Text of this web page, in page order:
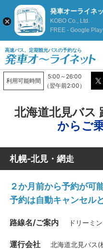
高速バス、定期観光バスの予約なら
利用可能時間
5:00～26:00
（翌午前2:00）
北海道北見バス
からご
札幌-北見・網走
２か月前から予約が可
予約は自動キャンセル
路線名/ご案内 ドリーミ
運行会社
北海道北見バス(
発車オーライネ
KOBO Co., Ltd.
FREE - Google Play